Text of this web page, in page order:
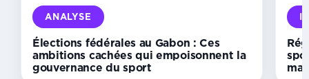
sport
des
médias
ANALYSE
Élections fédérales au Gabon : Ces
ambitions cachées qui empoisonnent la
gouvernance du sport